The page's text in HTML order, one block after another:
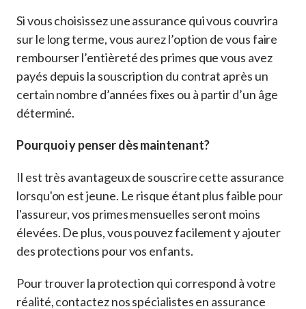
Si vous choisissez une assurance qui vous couvrira
sur le long terme, vous aurez l’option de vous faire
rembourser l’entièreté des primes que vous avez
payés depuis la souscription du contrat après un
certain nombre d’années fixes ou à partir d’un âge
déterminé.
Pourquoi y penser dès maintenant?
Il est très avantageux de souscrire cette assurance
lorsqu'on est jeune. Le risque étant plus faible pour
l'assureur, vos primes mensuelles seront moins
élevées. De plus, vous pouvez facilement y ajouter
des protections pour vos enfants.
Pour trouver la protection qui correspond à votre
réalité, contactez nos spécialistes en assurance